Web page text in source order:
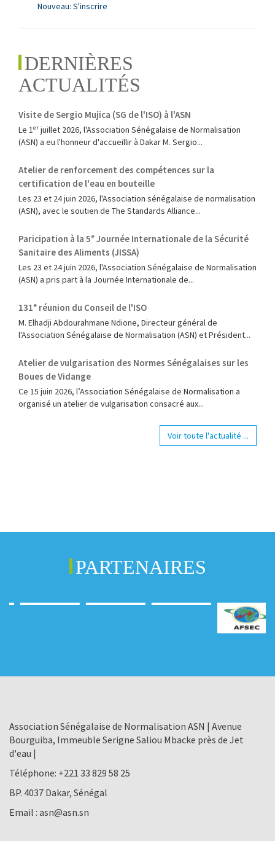
Nouveau: S'inscrire
DERNIÈRES
ACTUALITÉS
Visite de Sergio Mujica (SG de l'ISO) à l'ASN
Le 1ᵉʳ juillet 2026, l'Association Sénégalaise de Normalisation
(ASN) a eu l'honneur d'accueillir à Dakar M. Sergio...
Atelier de renforcement des compétences sur la
certification de l'eau en bouteille
Les 23 et 24 juin 2026, l'Association sénégalaise de normalisation
(ASN), avec le soutien de The Standards Alliance...
Paricipation à la 5ᵉ Journée Internationale de la Sécurité
Sanitaire des Aliments (JISSA)
‎Les 23 et 24 juin 2026, l'Association Sénégalaise de Normalisation
(ASN) a pris part à la Journée Internationale de...
131ᵉ réunion du Conseil de l'ISO
M. Elhadji Abdourahmane Ndione, Directeur général de
l'Association Sénégalaise de Normalisation (ASN) et Président...
Atelier de vulgarisation des Normes Sénégalaises sur les
Boues de Vidange
Ce 15 juin 2026, l’Association Sénégalaise de Normalisation a
organisé un atelier de vulgarisation consacré aux...
Voir toute l'actualité ...
PARTENAIRES
Association Sénégalaise de Normalisation ASN | Avenue
Bourguiba, Immeuble Serigne Saliou Mbacke près de Jet
d'eau |
Téléphone: +221 33 829 58 25
BP. 4037 Dakar, Sénégal
Email : asn@asn.sn